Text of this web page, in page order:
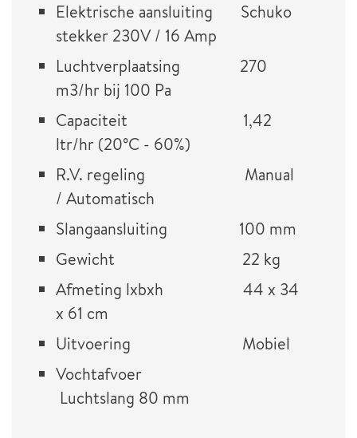
Elektrische aansluiting Schuko
stekker 230V / 16 Amp
Luchtverplaatsing 270
m3/hr bij 100 Pa
Capaciteit 1,42
ltr/hr (20°C - 60%)
R.V. regeling Manual
/ Automatisch
Slangaansluiting 100 mm
Gewicht 22 kg
Afmeting lxbxh 44 x 34
x 61 cm
Uitvoering Mobiel
Vochtafvoer
Luchtslang 80 mm